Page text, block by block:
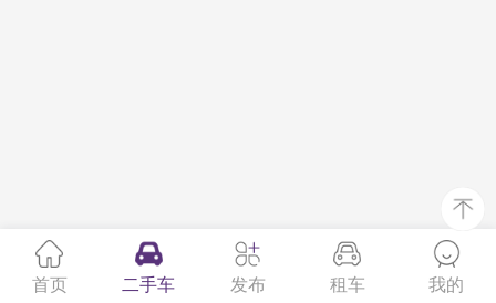
首页 二手车 发布 租车 我的